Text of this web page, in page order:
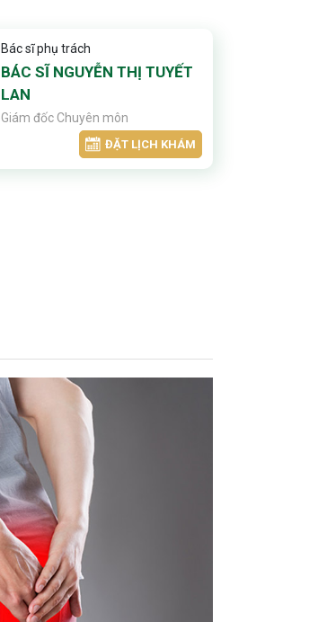
Bác sĩ phụ trách
BÁC SĨ NGUYỄN THỊ TUYẾT
LAN
Giám đốc Chuyên môn
ĐẶT LỊCH KHÁM